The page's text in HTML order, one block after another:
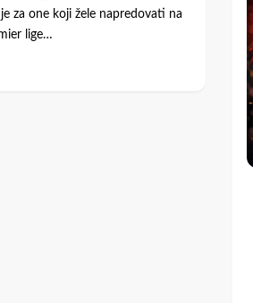
za one koji žele napredovati na
lige…